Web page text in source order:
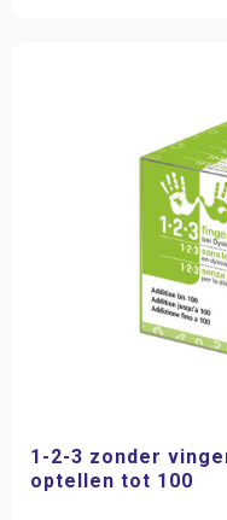
1-2-3 zonder
optellen tot 100